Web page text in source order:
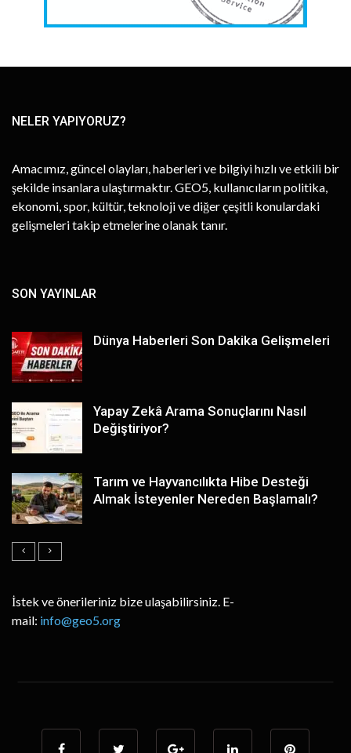
NELER YAPIYORUZ?
Amacımız, güncel olayları, haberleri ve bilgiyi hızlı ve etkili bir
şekilde insanlara ulaştırmaktır. GEO5, kullanıcıların politika,
ekonomi, spor, kültür, teknoloji ve diğer çeşitli konulardaki
gelişmeleri takip etmelerine olanak tanır.
SON YAYINLAR
Dünya Haberleri Son Dakika Gelişmeleri
Yapay Zekâ Arama Sonuçlarını Nasıl
Değiştiriyor?
Tarım ve Hayvancılıkta Hibe Desteği
Almak İsteyenler Nereden Başlamalı?
İstek ve önerileriniz bize ulaşabilirsiniz. E-
mail: info@geo5.org